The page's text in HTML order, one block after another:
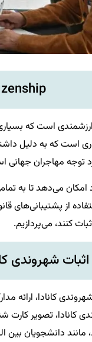
ارزشمندی است که
است که به دلیل
توجه مهاجران جهانی
امکان می‌دهد تا به
از پشتیبانی‌های‌
کنند، می‌پردازیم.
اثبات شهروندی
کانادا، ارائه
کانادا، تصویر
دانشجویان بین